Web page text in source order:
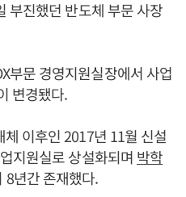
부진했던 반도체 부문 사장
부문 경영지원실장에서 사업
변경됐다.
이후인 2017년 11월 신설
지원실로 상설화되며 박학
8년간 존재했다.